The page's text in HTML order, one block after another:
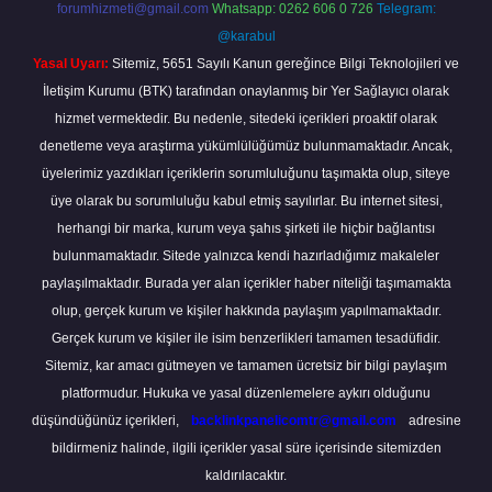
forumhizmeti@gmail.com Whatsapp: 0262 606 0 726 Telegram:
@karabul
Yasal Uyarı: Sitemiz, 5651 Sayılı Kanun gereğince Bilgi Teknolojileri ve
İletişim Kurumu (BTK) tarafından onaylanmış bir Yer Sağlayıcı olarak
hizmet vermektedir. Bu nedenle, sitedeki içerikleri proaktif olarak
denetleme veya araştırma yükümlülüğümüz bulunmamaktadır. Ancak,
üyelerimiz yazdıkları içeriklerin sorumluluğunu taşımakta olup, siteye
üye olarak bu sorumluluğu kabul etmiş sayılırlar. Bu internet sitesi,
herhangi bir marka, kurum veya şahıs şirketi ile hiçbir bağlantısı
bulunmamaktadır. Sitede yalnızca kendi hazırladığımız makaleler
paylaşılmaktadır. Burada yer alan içerikler haber niteliği taşımamakta
olup, gerçek kurum ve kişiler hakkında paylaşım yapılmamaktadır.
Gerçek kurum ve kişiler ile isim benzerlikleri tamamen tesadüfidir.
Sitemiz, kar amacı gütmeyen ve tamamen ücretsiz bir bilgi paylaşım
platformudur. Hukuka ve yasal düzenlemelere aykırı olduğunu
düşündüğünüz içerikleri,
backlinkpanelicomtr@gmail.com
adresine
bildirmeniz halinde, ilgili içerikler yasal süre içerisinde sitemizden
kaldırılacaktır.